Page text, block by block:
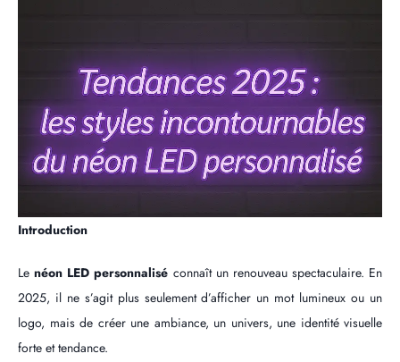
Introduction
Lenéon LED personnalisé connaît un renouveau spectaculaire. En
2025, il ne s’agit plus seulement d’afficher un mot lumineux ou un
logo, mais de créer une ambiance, un univers, une identité visuelle
forte et tendance.